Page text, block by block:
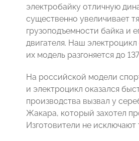
электробайку отличную
существенно увеличивает
грузоподъемности байка и
двигателя. Наш
их модель разгоняется до
На российской модели
и электроцикл оказался
производства вызвал у
Жакара, который захотел
Изготовители не